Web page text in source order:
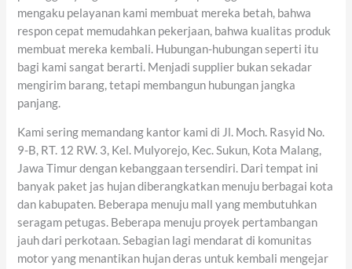
mengaku pelayanan kami membuat mereka betah, bahwa
respon cepat memudahkan pekerjaan, bahwa kualitas produk
membuat mereka kembali. Hubungan-hubungan seperti itu
bagi kami sangat berarti. Menjadi supplier bukan sekadar
mengirim barang, tetapi membangun hubungan jangka
panjang.
Kami sering memandang kantor kami di Jl. Moch. Rasyid No.
9-B, RT. 12 RW. 3, Kel. Mulyorejo, Kec. Sukun, Kota Malang,
Jawa Timur dengan kebanggaan tersendiri. Dari tempat ini
banyak paket jas hujan diberangkatkan menuju berbagai kota
dan kabupaten. Beberapa menuju mall yang membutuhkan
seragam petugas. Beberapa menuju proyek pertambangan
jauh dari perkotaan. Sebagian lagi mendarat di komunitas
motor yang menantikan hujan deras untuk kembali mengejar